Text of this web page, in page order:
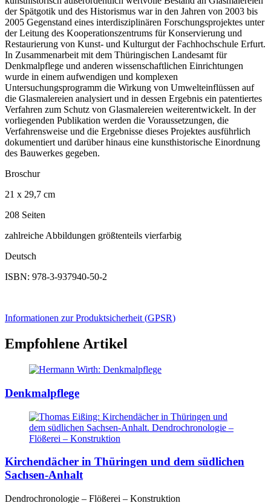
der Spätgotik und des Historismus war in den Jahren von 2003 bis
2005 Gegenstand eines interdisziplinären Forschungsprojektes unter
der Leitung des Kooperationszentrums für Konservierung und
Restaurierung von Kunst- und Kulturgut der Fachhochschule Erfurt.
In Zusammenarbeit mit dem Thüringischen Landesamt für
Denkmalpflege und anderen wissenschaftlichen Einrichtungen
wurde in einem aufwendigen und komplexen
Untersuchungsprogramm die Wirkung von Umwelteinflüssen auf
die Glasmalereien analysiert und in dessen Ergebnis ein patentiertes
Verfahren zum Schutz von Glasmalereien weiterentwickelt. In der
vorliegenden Publikation werden die Voraussetzungen, die
Verfahrensweise und die Ergebnisse dieses Projektes ausführlich
dokumentiert und darüber hinaus eine kunsthistorische Einordnung
des Bauwerkes gegeben.
Broschur
21 x 29,7 cm
208 Seiten
zahlreiche Abbildungen größtenteils vierfarbig
Deutsch
ISBN: 978-3-937940-50-2
Informationen zur Produktsicherheit (GPSR)
Empfohlene Artikel
Denkmalpflege
Kirchendächer in Thüringen und dem südlichen
Sachsen-Anhalt
Dendrochronologie – Flößerei – Konstruktion